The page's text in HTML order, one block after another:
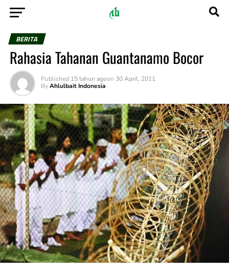
BERITA
Rahasia Tahanan Guantanamo Bocor
Published 15 tahun agoon 30 April, 2011
By Ahlulbait Indonesia